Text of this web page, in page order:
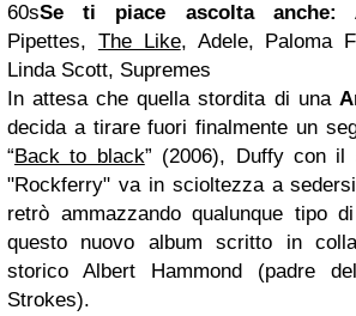
60sSe ti piace ascolta anche:
Pipettes, The Like, Adele, Paloma
Linda Scott, Supremes
In attesa che quella stordita di una
decida a tirare fuori finalmente un
“Back to black” (2006), Duffy con il
"Rockferry" va in scioltezza a
retrò ammazzando qualunque tipo
questo nuovo album scritto in
storico Albert Hammond (padre
Strokes).